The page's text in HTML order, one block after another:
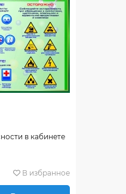
в кабинете
В избранное